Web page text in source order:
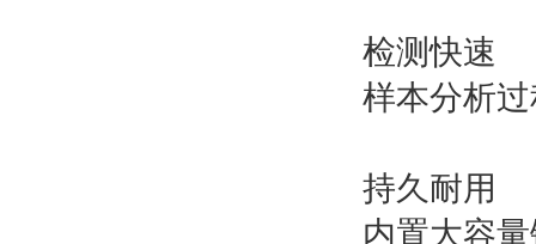
检测快速
样本分析
持久耐用
内置大容